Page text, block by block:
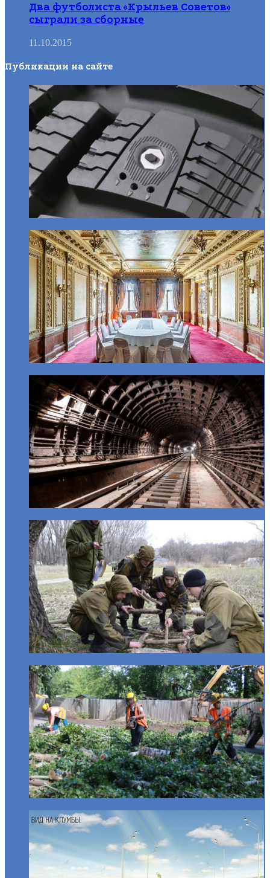
Два футболиста «Крыльев Советов»
сыграли за сборные
11.10.2015
Публикации на сайте